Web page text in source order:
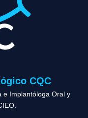
CQC
e Implantóloga Oral y